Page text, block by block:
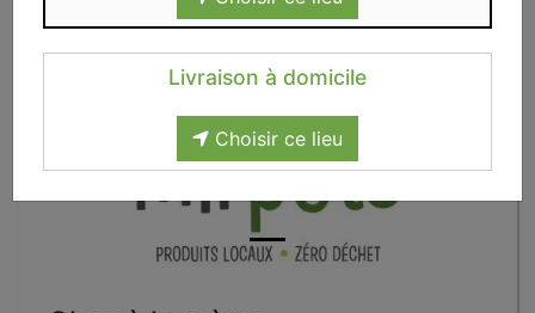
Livraison à domicile
Choisir ce lieu